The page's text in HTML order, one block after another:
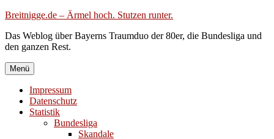
Zum
springen
Breitnigge.de – Ärmel hoch. Stutzen runter.
Das Weblog über Bayerns Traumduo der 80er, die Bundesliga und
den ganzen Rest.
Menü
Impressum
Datenschutz
Statistik
Bundesliga
Skandale